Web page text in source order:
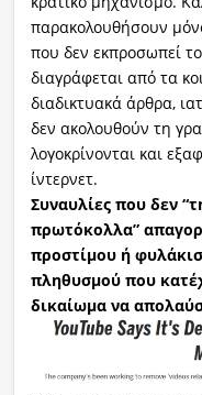
παρακολουθήσουν
που δεν εκπροσωπεί
διαγράφεται από τα
διαδικτυακά άρθρα,
δεν ακολουθούν τη
λογοκρίνονται και
ίντερνετ.
Συναυλίες που δεν
πρωτόκολλα”
προστίμου ή
πληθυσμού που
δικαίωμα να